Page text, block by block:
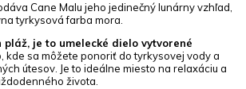
Cane Malu jeho jedinečný lunárny vzhľad,
tyrkysová farba mora.
pláž, je to umelecké dielo vytvorené
kde sa môžete ponoriť do tyrkysovej vody a
útesov. Je to ideálne miesto na relaxáciu a
života.